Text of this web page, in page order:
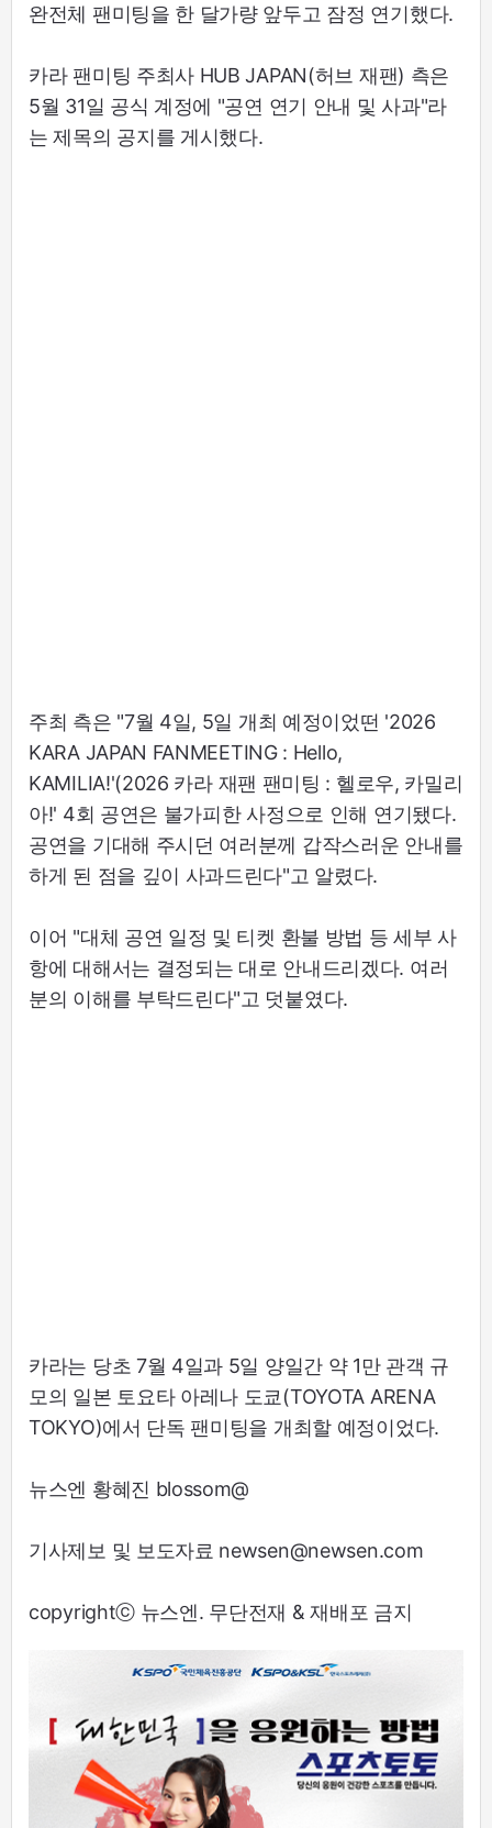
완전체 팬미팅을 한 달가량 앞두고 잠정 연기했다.
카라 팬미팅 주최사 HUB JAPAN(허브 재팬) 측은
5월 31일 공식 계정에 "공연 연기 안내 및 사과"라
는 제목의 공지를 게시했다.
주최 측은 "7월 4일, 5일 개최 예정이었떤 '2026
KARA JAPAN FANMEETING : Hello,
KAMILIA!'(2026 카라 재팬 팬미팅 : 헬로우, 카밀리
아!' 4회 공연은 불가피한 사정으로 인해 연기됐다.
공연을 기대해 주시던 여러분께 갑작스러운 안내를
하게 된 점을 깊이 사과드린다"고 알렸다.
이어 "대체 공연 일정 및 티켓 환불 방법 등 세부 사
항에 대해서는 결정되는 대로 안내드리겠다. 여러
분의 이해를 부탁드린다"고 덧붙였다.
카라는 당초 7월 4일과 5일 양일간 약 1만 관객 규
모의 일본 토요타 아레나 도쿄(TOYOTA ARENA
TOKYO)에서 단독 팬미팅을 개최할 예정이었다.
뉴스엔 황혜진 blossom@
기사제보 및 보도자료 newsen@newsen.com
copyrightⓒ 뉴스엔. 무단전재 & 재배포 금지